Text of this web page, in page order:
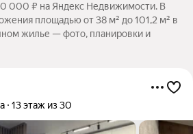
000 ₽ на Яндекс Недвижимости. В
площадью от 38 м² до 101,2 м² в
жилье — фото, планировки и
13 этаж из 30